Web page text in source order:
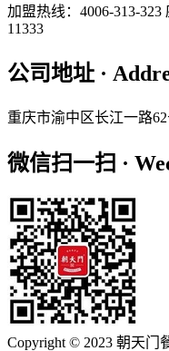
加盟热线：4006-313-323
11333
公司地址 ·
重庆市渝中区长江一路
微信扫一扫 ·
Copyright © 2023 朝天门